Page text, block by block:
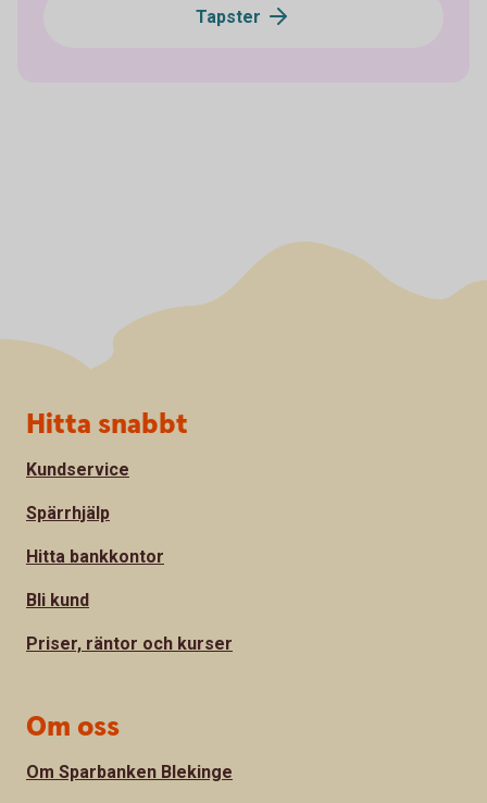
Tapster
Sidfot
Hitta snabbt
Kundservice
Spärrhjälp
Hitta bankkontor
Bli kund
Priser, räntor och kurser
Om oss
Om Sparbanken Blekinge